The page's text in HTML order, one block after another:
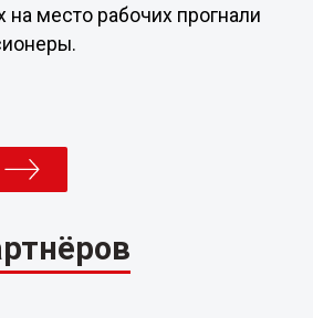
место рабочих прогнали